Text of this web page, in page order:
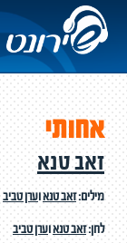
אחותי
זאב טנא
מילים:זאב טנאוערן טביב
לחן:זאב טנאוערן טביב